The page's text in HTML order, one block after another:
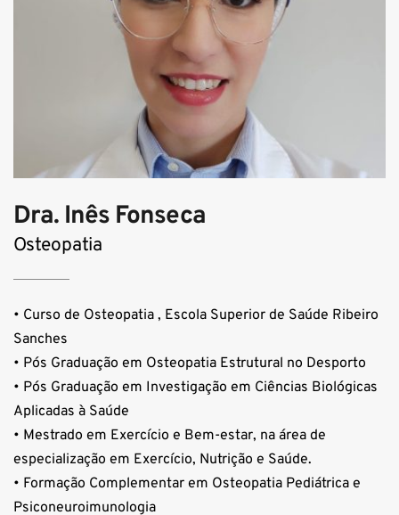
Dra. Inês Fonseca
Osteopatia
• Curso de Osteopatia , Escola Superior de Saúde Ribeiro
Sanches
• Pós Graduação em Osteopatia Estrutural no Desporto
• Pós Graduação em Investigação em Ciências Biológicas
Aplicadas à Saúde
• Mestrado em Exercício e Bem-estar, na área de
especialização em Exercício, Nutrição e Saúde.
• Formação Complementar em Osteopatia Pediátrica e
Psiconeuroimunologia